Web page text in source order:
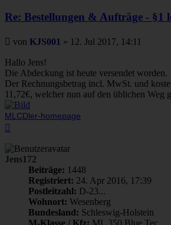
Re: Bestellungen & Aufträge - §1
Beitrag
von KJS001 » 12. Jul 2017, 14:11
Hallo Jens!
Die Abdeckung ist heute versendet worden.
Der Rechnungsbetrag incl. MwSt. und
11,72€, welcher nun auf den üblichen Weg
MLCDler-homepage
Jens172
Beiträge: 1448
Registriert: 24. Apr 2016, 17:39
Postleitzahl: D-23...
Wohnort: Wesenberg
Bundesland: Schleswig-Holstein
M-Klasse / Kfz: ML 350 Blue Tec